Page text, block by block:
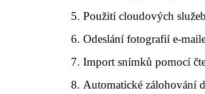
Použití cloudových
Odeslání fotografií e-
Import snímků pomocí
Automatické zálohování